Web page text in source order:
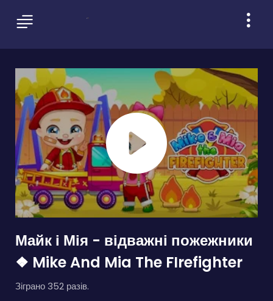
Майк і Мія - відважні пожежники
❖ Mike And Mia The FIrefighter
Зіграно 352 разів.